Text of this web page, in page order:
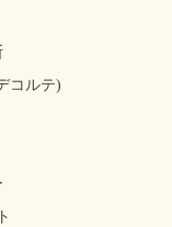
コルテ)